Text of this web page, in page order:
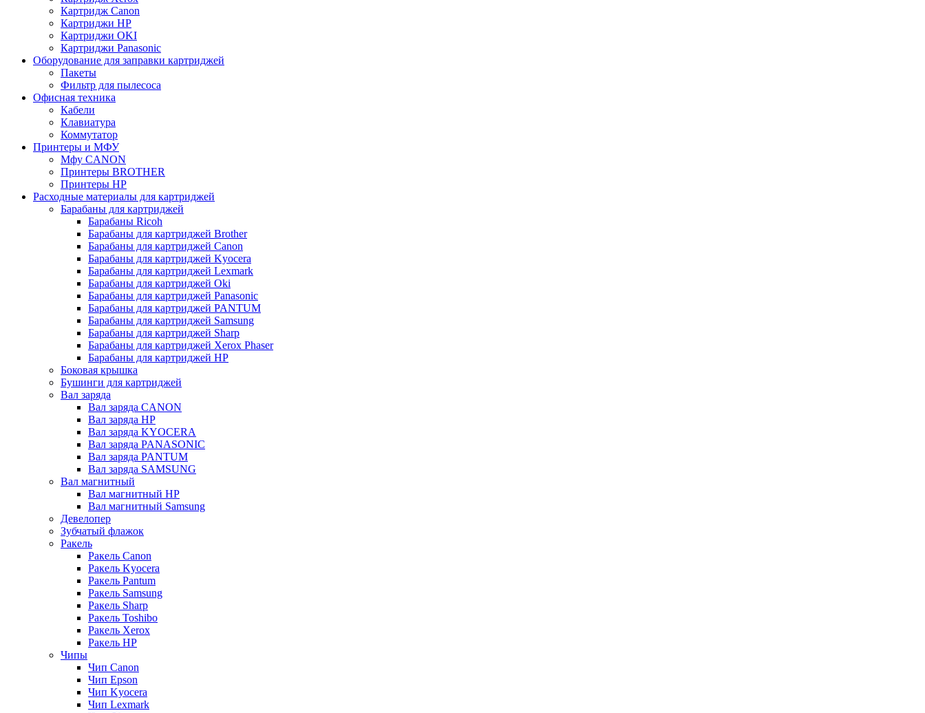
Картридж Сanon
Картриджи HP
Картриджи OKI
Картриджи Panasonic
Оборудование для заправки картриджей
Пакеты
Фильтр для пылесоса
Офисная техника
Кабели
Клавиатура
Коммутатор
Принтеры и МФУ
Мфу CANON
Принтеры BROTHER
Принтеры HP
Расходные материалы для картриджей
Барабаны для картриджей
Барабаны Ricoh
Барабаны для картриджей Brother
Барабаны для картриджей Canon
Барабаны для картриджей Kyocera
Барабаны для картриджей Lexmark
Барабаны для картриджей Oki
Барабаны для картриджей Panasonic
Барабаны для картриджей PANTUM
Барабаны для картриджей Samsung
Барабаны для картриджей Sharp
Барабаны для картриджей Xerox Phaser
Барабаны для картриджей НР
Боковая крышка
Бушинги для картриджей
Вал заряда
Вал заряда CANON
Вал заряда HP
Вал заряда KYOCERA
Вал заряда PANASONIC
Вал заряда PANTUM
Вал заряда SAMSUNG
Вал магнитный
Вал магнитный HP
Вал магнитный Samsung
Девелопер
Зубчатый флажок
Ракель
Ракель Canon
Ракель Kyocera
Ракель Pantum
Ракель Samsung
Ракель Sharp
Ракель Toshibo
Ракель Xerox
Ракель НР
Чипы
Чип Canon
Чип Epson
Чип Kyocera
Чип Lexmark